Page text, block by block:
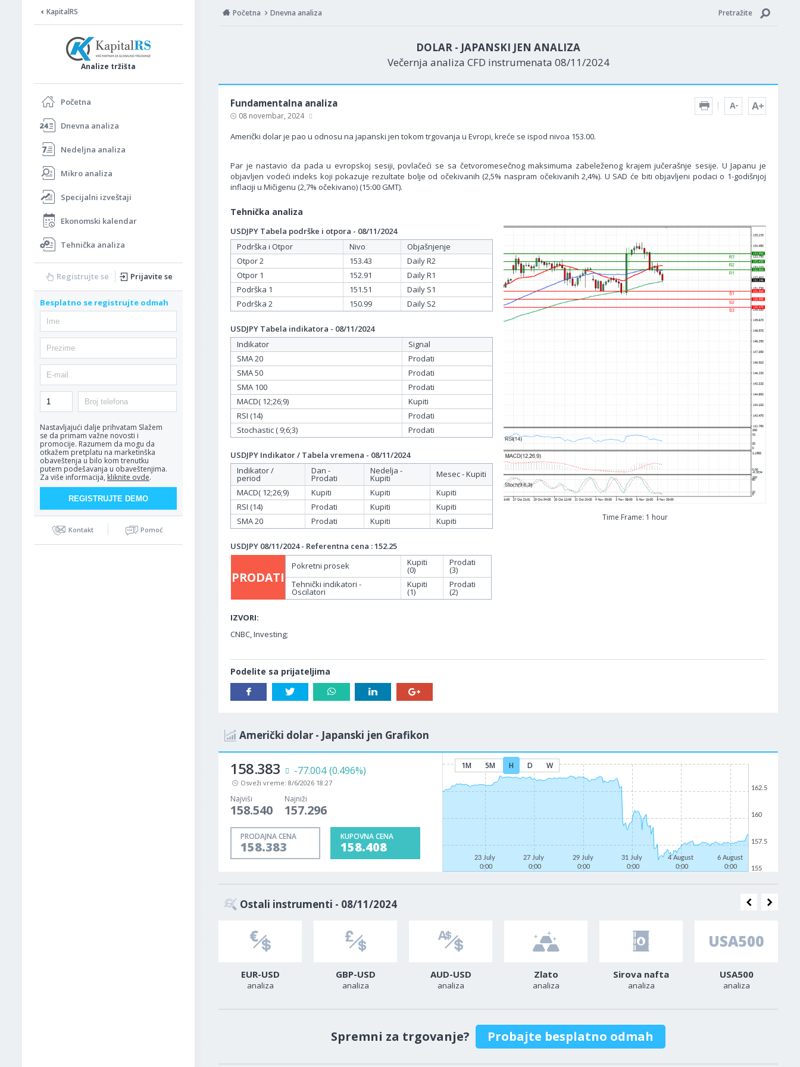
KapitalRS
Analize tržišta
Početna
Dnevna analiza
Nedeljna analiza
Mikro analiza
Specijalni izveštaji
Ekonomski kalendar
Tehnička analiza
Registrujte se Prijavite se
Besplatno se registrujte odmah
Nastavljajući dalje prihvatam Slažem
se da primam važne novosti i
promocije. Razumem da mogu da
otkažem pretplatu na marketinška
obaveštenja u bilo kom trenutku
putem podešavanja u obaveštenjima.
Za više informacija, kliknite ovde.
Kontakt Pomoć
Početna Dnevna analiza Pretražite
DOLAR - JAPANSKI JEN ANALIZA
Večernja analiza CFD instrumenata 08/11/2024
Fundamentalna analiza
08 novembar, 2024
Američki dolar je pao u odnosu na japanski jen tokom trgovanja u Evropi, kreće se ispod nivoa 153.00.
Par je nastavio da pada u evropskoj sesiji, povlačeći se sa četvoromesečnog maksimuma zabeleženog krajem jučerašnje sesije. U Japanu je
objavljen vodeći indeks koji pokazuje rezultate bolje od očekivanih (2,5% naspram očekivanih 2,4%). U SAD će biti objavljeni podaci o 1-godišnjoj
inflaciji u Mičigenu (2,7% očekivano) (15:00 GMT).
Tehnička analiza
Time Frame: 1 hour
USDJPY Tabela podrške i otpora - 08/11/2024
Podrška i Otpor
Nivo
Objašnjenje
Otpor 2
153.43
Daily R2
Otpor 1
152.91
Daily R1
Podrška 1
151.51
Daily S1
Podrška 2
150.99 Daily S2
USDJPY Tabela indikatora - 08/11/2024
Indikator
Signal
SMA 20
Prodati
SMA 50
Prodati
SMA 100
Prodati
MACD( 12;26;9)
Kupiti
RSI (14)
Prodati
Stochastic ( 9;6;3)
Prodati
USDJPY Indikator / Tabela vremena - 08/11/2024
Indikator /
period
Dan -
Prodati
Nedelja -
Kupiti
Mesec - Kupiti
MACD( 12;26;9)
Kupiti Kupiti
Kupiti
RSI (14)
Prodati Kupiti
Kupiti
SMA 20
Prodati Kupiti Kupiti
USDJPY 08/11/2024 - Referentna cena : 152.25
PRODATI
Pokretni prosek Kupiti
(0)
Prodati
(3)
Tehnički indikatori -
Oscilatori
Kupiti
(1)
Prodati
(2)
IZVORI:
CNBC, Investing;
Podelite sa prijateljima
Američki dolar - Japanski jen Grafikon
158.383 -77.004 (0.496%)
Osveži vreme: 8/6/2026 18:27
Najviši
158.540
Najniži
157.296
PRODAJNA CENA
158.383
KUPOVNA CENA
158.408
1M 5M H D W
23 July
0:00
27 July
0:00
29 July
0:00
31 July
0:00
4 August
0:00
6 August
0:00
155
157.5
160
162.5
Ostali instrumenti - 08/11/2024
EUR-USD
analiza
GBP-USD
analiza
AUD-USD
analiza
Zlato
analiza
Sirova nafta
analiza
USA500
analiza
Spremni za trgovanje? Probajte besplatno odmah